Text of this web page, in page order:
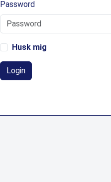
Password
Husk mig
Login